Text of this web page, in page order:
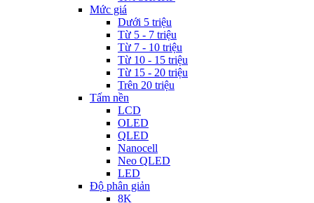
Mức giá
Dưới 5 triệu
Từ 5 - 7 triệu
Từ 7 - 10 triệu
Từ 10 - 15 triệu
Từ 15 - 20 triệu
Trên 20 triệu
Tấm nền
LCD
OLED
QLED
Nanocell
Neo QLED
LED
Độ phân giản
8K